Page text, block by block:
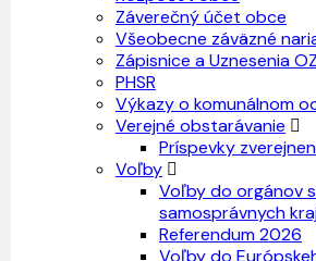
Záverečný účet obce
Všeobecne záväzné
Zápisnice a Uznesenia OZ
PHSR
Výkazy o komunálnom
Verejné obstarávanie
Príspevky
Voľby
Voľby do orgánov
samosprávnych
Referendum 2026
Voľby do